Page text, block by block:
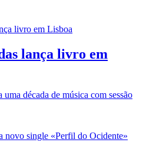
lança livro em
década de música com sessão